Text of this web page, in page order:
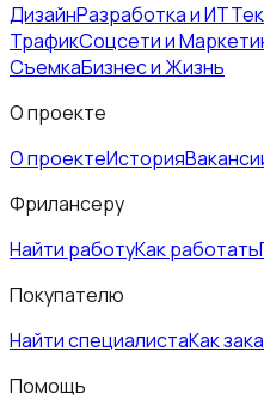
ДизайнРазработка и ИТ
ТрафикСоцсети и
СъемкаБизнес и Жизнь
О проекте
О проектеИстория
Фрилансеру
Найти работуКак работать
Покупателю
Найти специалистаКак
Помощь